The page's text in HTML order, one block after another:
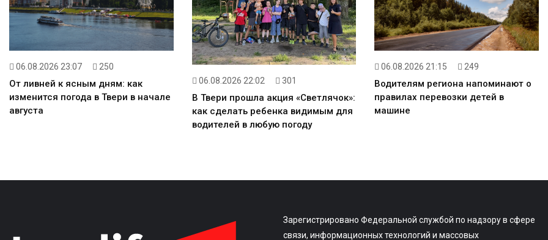
06.08.2026 23:07 250
От ливней к ясным дням: как
изменится погода в Твери в начале
августа
06.08.2026 22:02 301
В Твери прошла акция «Светлячок»:
как сделать ребенка видимым для
водителей в любую погоду
06.08.2026 21:15 249
Водителям региона напоминают о
правилах перевозки детей в
машине
Зарегистрировано Федеральной службой по надзору в сфере
связи, информационных технологий и массовых